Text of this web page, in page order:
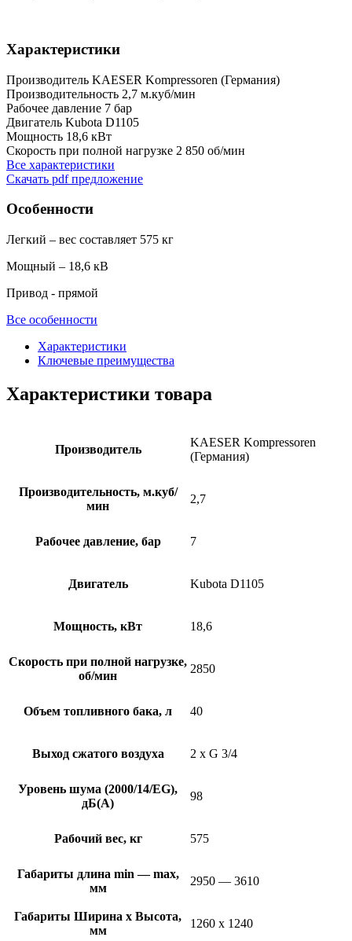
Характеристики
Производитель KAESER Kompressoren (Германия)
Производительность 2,7 м.куб/мин
Рабочее давление 7 бар
Двигатель Kubota D1105
Мощность 18,6 кВт
Скорость при полной нагрузке 2 850 об/мин
Все характеристики
Скачать pdf предложение
Особенности
Легкий – вес составляет 575 кг
Мощный – 18,6 кВ
Привод - прямой
Все особенности
Характеристики
Ключевые преимущества
Характеристики товара
Производитель
KAESER Kompressoren
(Германия)
Производительность, м.куб/
мин
2,7
Рабочее давление, бар 7
Двигатель Kubota D1105
Мощность, кВт 18,6
Скорость при полной нагрузке,
об/мин
2850
Объем топливного бака, л 40
Выход сжатого воздуха 2 x G 3/4
Уровень шума (2000/14/EG),
дБ(A)
98
Рабочий вес, кг 575
Габариты длина min — max,
мм
2950 — 3610
Габариты Ширина х Высота,
мм
1260 x 1240